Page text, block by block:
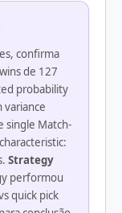
confirma
de 127
probability
variance
single Match-
Strategy
performou
quick pick